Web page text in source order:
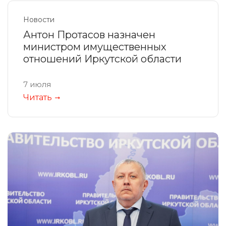
Новости
Антон Протасов назначен
министром имущественных
отношений Иркутской области
7 июля
Читать